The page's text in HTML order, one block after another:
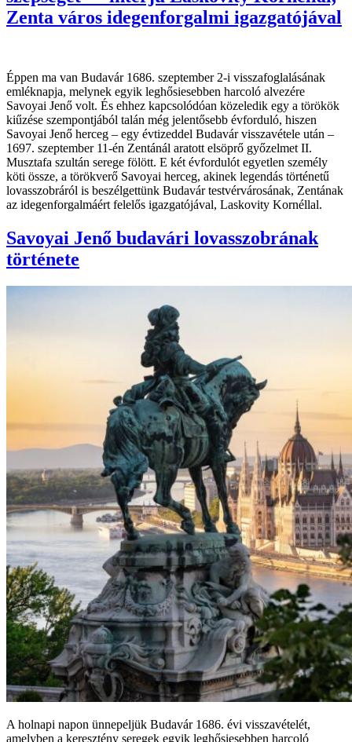
Zenta város idegenforgalmi igazgatójával
Éppen ma van Budavár 1686. szeptember 2-i visszafoglalásának
emléknapja, melynek egyik leghősiesebben harcoló alvezére
Savoyai Jenő volt. És ehhez kapcsolódóan közeledik egy a törökök
kiűzése szempontjából talán még jelentősebb évforduló, hiszen
Savoyai Jenő herceg – egy évtizeddel Budavár visszavétele után –
1697. szeptember 11-én Zentánál aratott elsöprő győzelmet II.
Musztafa szultán serege fölött. E két évfordulót egyetlen személy
köti össze, a törökverő Savoyai herceg, akinek legendás történetű
lovasszobráról is beszélgettünk Budavár testvérvárosának, Zentának
az idegenforgalmáért felelős igazgatójával, Laskovity Kornéllal.
Savoyai Jenő budavári lovasszobrának
története
A holnapi napon ünnepeljük Budavár 1686. évi visszavételét,
amelyben a keresztény seregek egyik leghősiesebben harcoló